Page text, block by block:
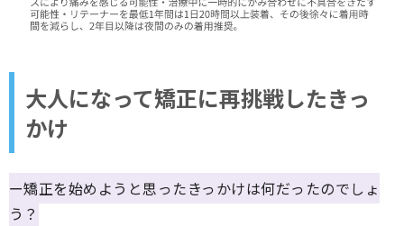
大人になって矯正に再挑戦したきっ
かけ
ー矯正を始めようと思ったきっかけは何だったのでしょ
う？